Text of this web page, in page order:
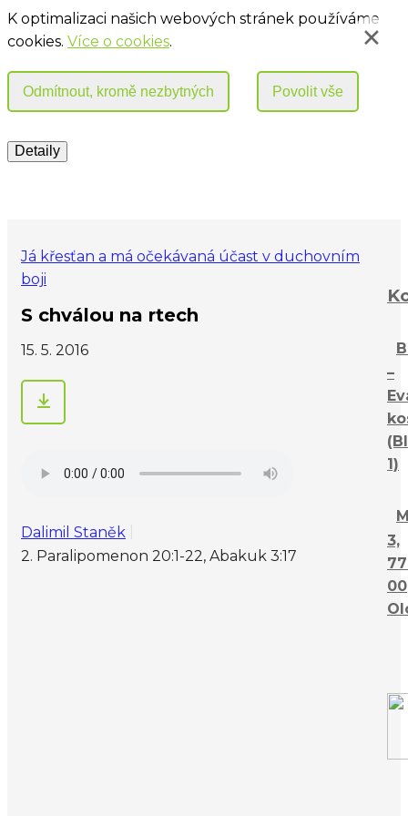
K optimalizaci našich webových stránek používáme
cookies. Více o cookies.
Já křesťan a má očekávaná účast v duchovním
boji
S chválou na rtech
15. 5. 2016
Dalimil Staněk
2. Paralipomenon 20:1-22, Abakuk 3:17
–
1)
3,
00